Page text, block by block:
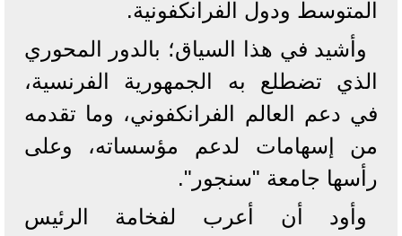
المتوسط ودول الفرانكفونية.
وأشيد في هذا السياق؛ بالدور المحوري
الذي تضطلع به الجمهورية الفرنسية،
في دعم العالم الفرانكفوني، وما تقدمه
من إسهامات لدعم مؤسساته، وعلى
رأسها جامعة "سنجور".
وأود أن أعرب لفخامة الرئيس